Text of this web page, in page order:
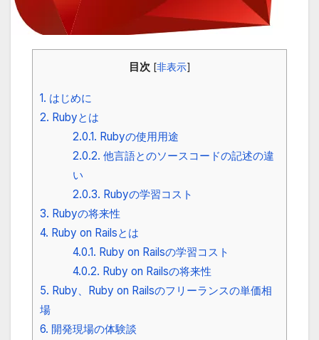
目次 [非表示]
1. はじめに
2. Rubyとは
2.0.1. Rubyの使用用途
2.0.2. 他言語とのソースコードの記述の違
い
2.0.3. Rubyの学習コスト
3. Rubyの将来性
4. Ruby on Railsとは
4.0.1. Ruby on Railsの学習コスト
4.0.2. Ruby on Railsの将来性
5. Ruby、Ruby on Railsのフリーランスの単価相
場
6. 開発現場の体験談